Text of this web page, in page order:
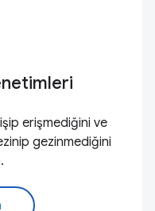
erişmediğini ve
gezinmediğini